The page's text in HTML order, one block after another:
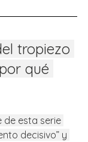
tropiezo
qué
de esta serie
decisivo” y